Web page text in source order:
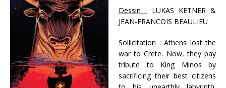
Dessin : LUKAS KETNER &
JEAN-FRANCOIS BEAULIEU
Sollicitation : Athens lost the
war to Crete. Now, they pay
tribute to King Minos by
sacrificing their best citizens